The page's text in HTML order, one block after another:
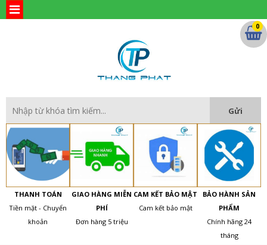
THANH TOÁN
Tiền mặt - Chuyển
khoản
GIAO HÀNG MIỄN
PHÍ
Đơn hàng 5 triệu
CAM KẾT BẢO MẬT
Cam kết bảo mật
BẢO HÀNH SẢN
PHẨM
Chính hãng 24
tháng
0